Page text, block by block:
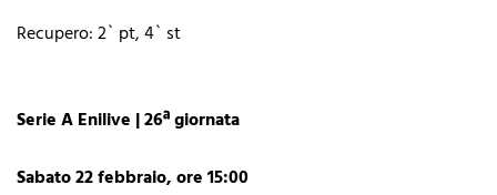
Recupero: 2` pt, 4` st
Serie A Enilive | 26ª giornata
Sabato 22 febbraio, ore 15:00